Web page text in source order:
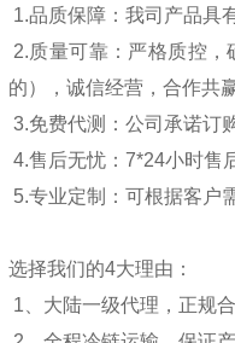
1.品质保障：我司产品具
2.质量可靠：严格质控，
的），诚信经营，合作共
3.免费代测：公司承诺订
4.售后无忧： 7*24小时售
5.专业定制：可根据客户
选择我们的4大理由：
1 、大陆一级代理，正规